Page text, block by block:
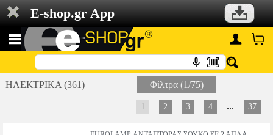
E-shop.gr App
ΗΛΕΚΤΡΙΚΑ (361) Φίλτρα (1/75)
1 2 3 4 ... 37